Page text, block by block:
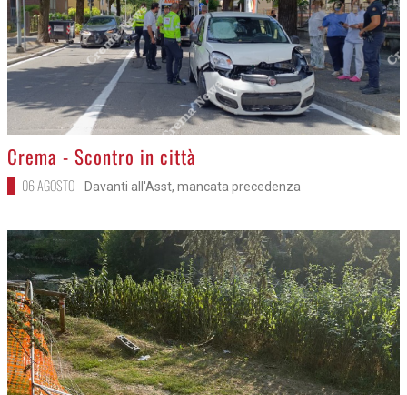
>
Crema - Scontro in città
06 AGOSTO Davanti all'Asst, mancata precedenza